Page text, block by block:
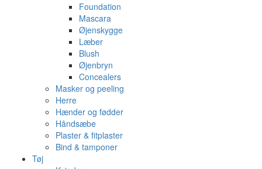
Foundation
Mascara
Øjenskygge
Læber
Blush
Øjenbryn
Concealers
Masker og peeling
Herre
Hænder og fødder
Håndsæbe
Plaster & fitplaster
Bind & tamponer
Tøj